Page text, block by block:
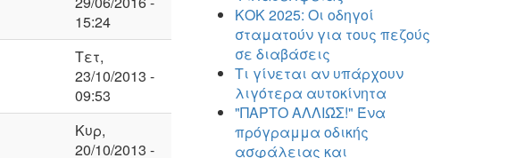
15:24
Τετ,
23/10/2013 -
09:53
Κυρ,
20/10/2013 -
ΚΟΚ 2025: Οι οδηγοί
σταματούν για τους πεζούς
σε διαβάσεις
Τι γίνεται αν υπάρχουν
λιγότερα αυτοκίνητα
"ΠΑΡΤΟ ΑΛΛΙΏΣ!" Ένα
πρόγραμμα οδικής
ασφάλειας και